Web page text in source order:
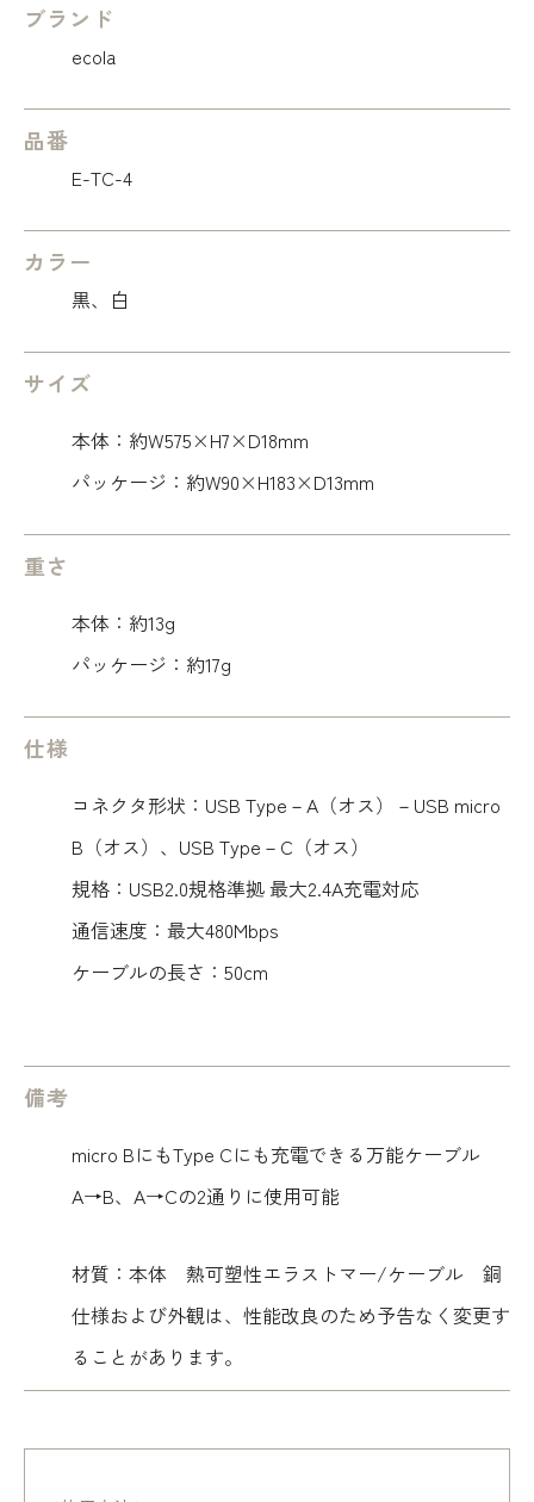
ブランド
ecola
品番
E-TC-4
カラー
黒、白
サイズ
本体：約W575×H7×D18mm
パッケージ：約W90×H183×D13mm
重さ
本体：約13g
パッケージ：約17g
仕様
コネクタ形状：USB Type－A（オス）－USB micro
B（オス）、USB Type－C（オス）
規格：USB2.0規格準拠 最大2.4A充電対応
通信速度：最大480Mbps
ケーブルの長さ：50cm
備考
micro BにもType Cにも充電できる万能ケーブル
A→B、A→Cの2通りに使用可能
材質：本体 熱可塑性エラストマー/ケーブル 銅
仕様および外観は、性能改良のため予告なく変更す
ることがあります。